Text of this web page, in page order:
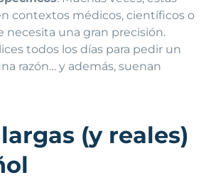
contextos médicos, científicos o
necesita una gran precisión.
todos los días para pedir un
razón… y además, suenan
(y reales)